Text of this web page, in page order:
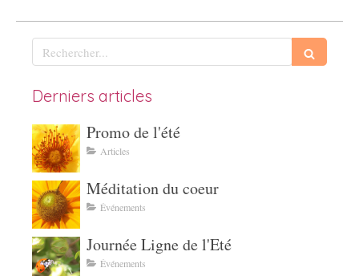
Rechercher
Derniers articles
Promo de l'été
Articles
Méditation du coeur
Événements
Journée Ligne de l'Eté
Événements